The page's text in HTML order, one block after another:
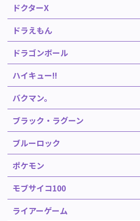
ドクターX
ドラえもん
ドラゴンボール
ハイキュー!!
バクマン。
ブラック・ラグーン
ブルーロック
ポケモン
モブサイコ100
ライアーゲーム